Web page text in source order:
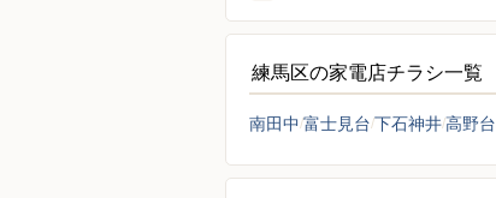
練馬区の家電店チラシ一覧
南田中 富士見台 下石神井高野台